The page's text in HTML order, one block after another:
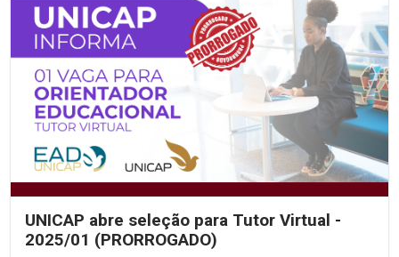
UNICAP abre seleção para Tutor Virtual -
2025/01 (PRORROGADO)